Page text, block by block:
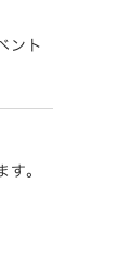
ント
。